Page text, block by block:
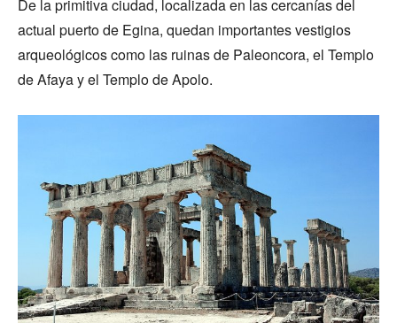
De la primitiva ciudad, localizada en las cercanías del
actual puerto de Egina, quedan importantes vestigios
arqueológicos como las ruinas de Paleoncora, el Templo
de Afaya y el Templo de Apolo.